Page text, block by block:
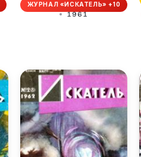
ЖУРНАЛ «ИСКАТЕЛЬ» +10
1961